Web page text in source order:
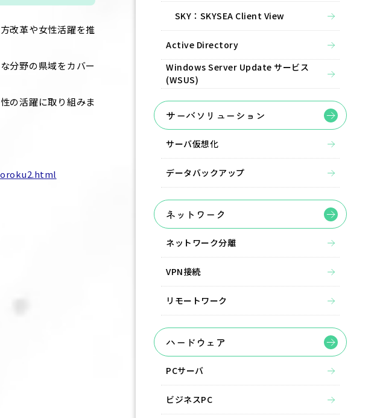
改革や女性活躍を推
分野の県域をカバー
の活躍に取り組みま
SKY：SKYSEA Client View
Active Directory
Windows Server Update サービス
(WSUS)
サーバソリューション
サーバ仮想化
データバックアップ
ネットワーク
ネットワーク分離
VPN接続
リモートワーク
ハードウェア
PCサーバ
ビジネスPC